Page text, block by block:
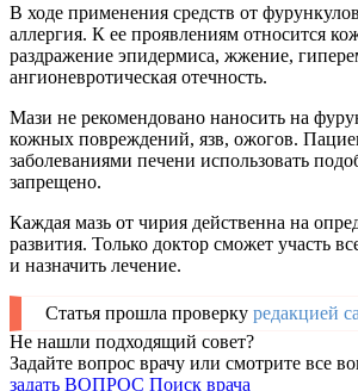
В ходе применения средств от
аллергия. К ее проявлениям относится
раздражение эпидермиса, жжение,
ангионевротическая отечность.
Мази не рекомендовано наносить на
кожных повреждений, язв, ожогов.
заболеваниями печени использовать
запрещено.
Каждая мазь от чирия действенна на
развития. Только доктор сможет участь
и назначить лечение.
Статья прошла проверку редакцией
Не нашли подходящий совет?
Задайте вопрос врачу или смотрите все
задать ВОПРОС Поиск врача